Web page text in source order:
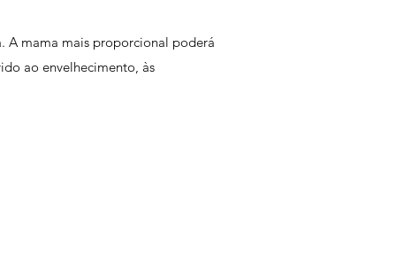
A mama mais proporcional poderá
ao envelhecimento, às